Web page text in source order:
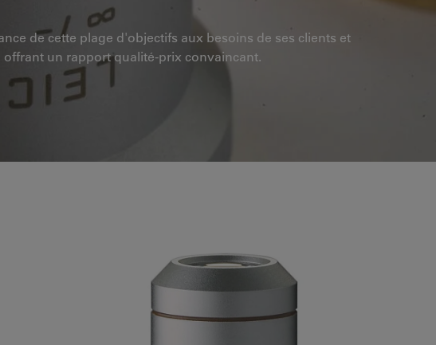
de cette plage d'objectifs aux besoins de ses clients et
un rapport qualité-prix convaincant.